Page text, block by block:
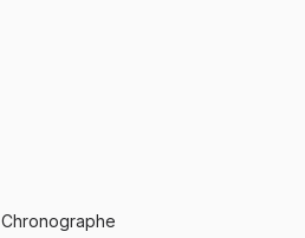
Chronographe